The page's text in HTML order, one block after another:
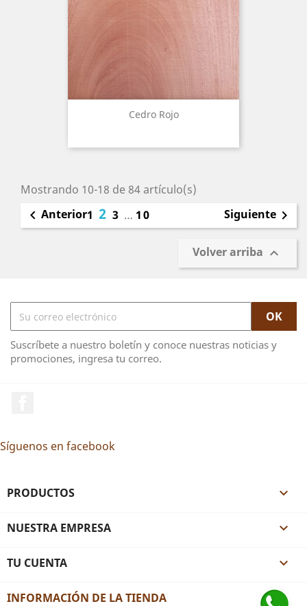
Cedro Rojo
Mostrando 10-18 de 84 artículo(s)
 Anterior1 2 3 … 10 Siguiente 
Volver arriba 
Suscríbete a nuestro boletín y conoce nuestras noticias y
promociones, ingresa tu correo.
Síguenos en facebook
PRODUCTOS 
NUESTRA EMPRESA 
TU CUENTA 
INFORMACIÓN DE LA TIENDA